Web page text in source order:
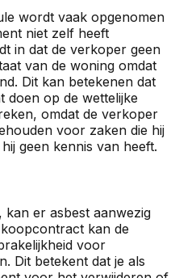
wordt vaak opgenomen
niet zelf heeft
in dat de verkoper geen
van de woning omdat
Dit kan betekenen dat
doen op de wettelijke
omdat de verkoper
voor zaken die hij
geen kennis van heeft.
er asbest aanwezig
kan de
voor
Dit betekent dat je als